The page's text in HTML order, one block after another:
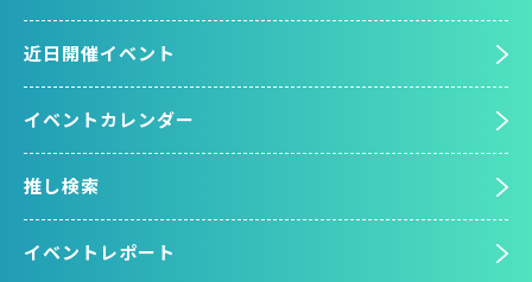
近日開催イベント
イベントカレンダー
推し検索
イベントレポート